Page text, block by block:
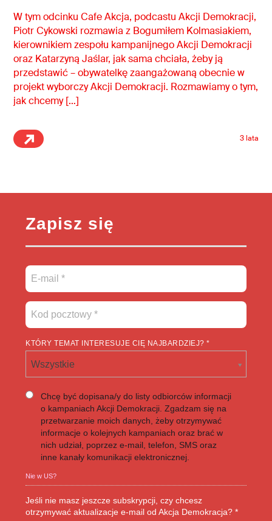
W tym odcinku Cafe Akcja, podcastu Akcji Demokracji,
Piotr Cykowski rozmawia z Bogumiłem Kolmasiakiem,
kierownikiem zespołu kampanijnego Akcji Demokracji
oraz Katarzyną Jaślar, jak sama chciała, żeby ją
przedstawić – obywatelkę zaangażowaną obecnie w
projekt wyborczy Akcji Demokracji. Rozmawiamy o tym,
jak chcemy […]
3 lata
Zapisz się
KTÓRY TEMAT INTERESUJE CIĘ NAJBARDZIEJ? *
Wszystkie
Chcę być dopisana/y do listy odbiorców informacji
o kampaniach Akcji Demokracji. Zgadzam się na
przetwarzanie moich danych, żeby otrzymywać
informacje o kolejnych kampaniach oraz brać w
nich udział, poprzez e-mail, telefon, SMS oraz
inne kanały komunikacji elektronicznej.
Nie wUS?
Jeśli nie masz jeszcze subskrypcji, czy chcesz
otrzymywać aktualizacje e-mail od Akcja Demokracja? *